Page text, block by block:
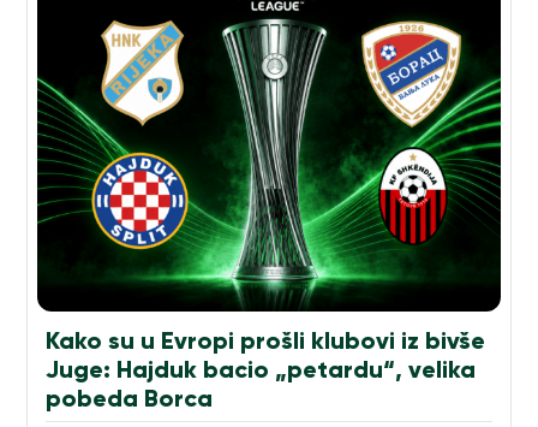
Kako su u Evropi prošli klubovi iz bivše
Juge: Hajduk bacio „petardu“, velika
pobeda Borca